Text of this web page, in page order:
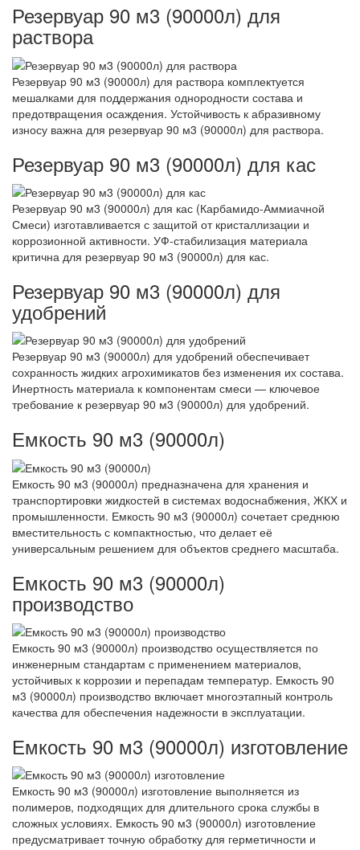
Резервуар 90 м3 (90000л) для
раствора
Резервуар 90 м3 (90000л) для раствора комплектуется
мешалками для поддержания однородности состава и
предотвращения осаждения. Устойчивость к абразивному
износу важна для резервуар 90 м3 (90000л) для раствора.
Резервуар 90 м3 (90000л) для кас
Резервуар 90 м3 (90000л) для кас (Карбамидо-Аммиачной
Смеси) изготавливается с защитой от кристаллизации и
коррозионной активности. УФ-стабилизация материала
критична для резервуар 90 м3 (90000л) для кас.
Резервуар 90 м3 (90000л) для
удобрений
Резервуар 90 м3 (90000л) для удобрений обеспечивает
сохранность жидких агрохимикатов без изменения их состава.
Инертность материала к компонентам смеси — ключевое
требование к резервуар 90 м3 (90000л) для удобрений.
Емкость 90 м3 (90000л)
Емкость 90 м3 (90000л) предназначена для хранения и
транспортировки жидкостей в системах водоснабжения, ЖКХ и
промышленности. Емкость 90 м3 (90000л) сочетает среднюю
вместительность с компактностью, что делает её
универсальным решением для объектов среднего масштаба.
Емкость 90 м3 (90000л)
производство
Емкость 90 м3 (90000л) производство осуществляется по
инженерным стандартам с применением материалов,
устойчивых к коррозии и перепадам температур. Емкость 90
м3 (90000л) производство включает многоэтапный контроль
качества для обеспечения надежности в эксплуатации.
Емкость 90 м3 (90000л) изготовление
Емкость 90 м3 (90000л) изготовление выполняется из
полимеров, подходящих для длительного срока службы в
сложных условиях. Емкость 90 м3 (90000л) изготовление
предусматривает точную обработку для герметичности и